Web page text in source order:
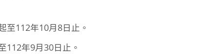
至112年10月8日止。
112年9月30日止。